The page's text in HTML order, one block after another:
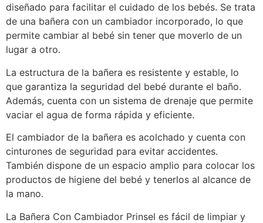
diseñado para facilitar el cuidado de los bebés. Se trata
de una bañera con un cambiador incorporado, lo que
permite cambiar al bebé sin tener que moverlo de un
lugar a otro.
La estructura de la bañera es resistente y estable, lo
que garantiza la seguridad del bebé durante el baño.
Además, cuenta con un sistema de drenaje que permite
vaciar el agua de forma rápida y eficiente.
El cambiador de la bañera es acolchado y cuenta con
cinturones de seguridad para evitar accidentes.
También dispone de un espacio amplio para colocar los
productos de higiene del bebé y tenerlos al alcance de
la mano.
La Bañera Con Cambiador Prinsel es fácil de limpiar y